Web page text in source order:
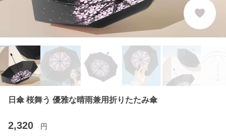
日傘 桜舞う 優雅な晴雨兼用折りたたみ傘
2,320 円